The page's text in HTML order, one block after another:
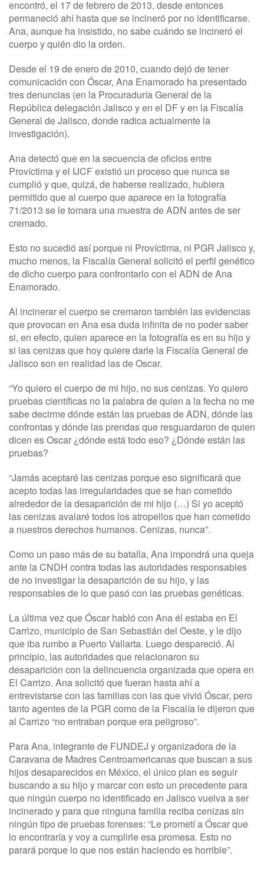
encontró, el 17 de febrero de 2013, desde entonces
permaneció ahí hasta que se incineró por no identificarse.
Ana, aunque ha insistido, no sabe cuándo se incineró el
cuerpo y quién dio la orden.
Desde el 19 de enero de 2010, cuando dejó de tener
comunicación con Óscar, Ana Enamorado ha presentado
tres denuncias (en la Procuraduría General de la
República delegación Jalisco y en el DF y en la Fiscalía
General de Jalisco, donde radica actualmente la
investigación).
Ana detectó que en la secuencia de oficios entre
Províctima y el IJCF existió un proceso que nunca se
cumplió y que, quizá, de haberse realizado, hubiera
permitido que al cuerpo que aparece en la fotografía
71/2013 se le tomara una muestra de ADN antes de ser
cremado.
Esto no sucedió así porque ni Províctima, ni PGR Jalisco y,
mucho menos, la Fiscalía General solicitó el perfil genético
de dicho cuerpo para confrontarlo con el ADN de Ana
Enamorado.
Al incinerar el cuerpo se cremaron también las evidencias
que provocan en Ana esa duda infinita de no poder saber
si, en efecto, quien aparece en la fotografía es en su hijo y
si las cenizas que hoy quiere darle la Fiscalía General de
Jalisco son en realidad las de Oscar.
“Yo quiero el cuerpo de mi hijo, no sus cenizas. Yo quiero
pruebas científicas no la palabra de quien a la fecha no me
sabe decirme dónde están las pruebas de ADN, dónde las
confrontas y dónde las prendas que resguardaron de quien
dicen es Oscar ¿dónde está todo eso? ¿Dónde están las
pruebas?
“Jamás aceptaré las cenizas porque eso significará que
acepto todas las irregularidades que se han cometido
alrededor de la desaparición de mi hijo (…) Si yo aceptó
las cenizas avalaré todos los atropellos que han cometido
a nuestros derechos humanos. Cenizas, nunca”.
Como un paso más de su batalla, Ana impondrá una queja
ante la CNDH contra todas las autoridades responsables
de no investigar la desaparición de su hijo, y las
responsables de lo que pasó con las pruebas genéticas.
La última vez que Óscar habló con Ana él estaba en El
Carrizo, municipio de San Sebastián del Oeste, y le dijo
que iba rumbo a Puerto Vallarta. Luego despareció. Al
principio, las autoridades que relacionaron su
desaparición con la delincuencia organizada que opera en
El Carrizo. Ana solicitó que fueran hasta ahí a
entrevistarse con las familias con las que vivió Óscar, pero
tanto agentes de la PGR como de la Fiscalía le dijeron que
al Carrizo “no entraban porque era peligroso”.
Para Ana, integrante de FUNDEJ y organizadora de la
Caravana de Madres Centroamericanas que buscan a sus
hijos desaparecidos en México, el único plan es seguir
buscando a su hijo y marcar con esto un precedente para
que ningún cuerpo no identificado en Jalisco vuelva a ser
incinerado y para que ninguna familia reciba cenizas sin
ningún tipo de pruebas forenses: “Le prometí a Óscar que
lo encontraría y voy a cumplirle esa promesa. Esto no
parará porque lo que nos están haciendo es horrible”.